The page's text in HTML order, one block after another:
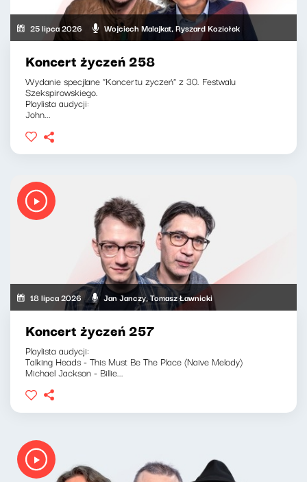
25 lipca 2026 Wojciech Malajkat, Ryszard Koziołek
Koncert życzeń 258
Wydanie specjlane "Koncertu zyczeń" z 30. Festwalu
Szekspirowskiego.
Playlista audycji:
John...
18 lipca 2026 Jan Janczy, Tomasz Ławnicki
Koncert życzeń 257
Playlista audycji:
Talking Heads - This Must Be The Place (Naive Melody)
Michael Jackson - Billie...